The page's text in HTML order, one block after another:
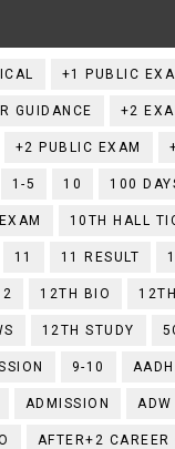
+1 PUBLIC
GUIDANCE +2
+2 PUBLIC EXAM
1-5 10 100
10TH HALL
11 11 RESULT
12TH BIO
12TH STUDY
9-10
ADMISSION ADW
AFTER+2 CAREER